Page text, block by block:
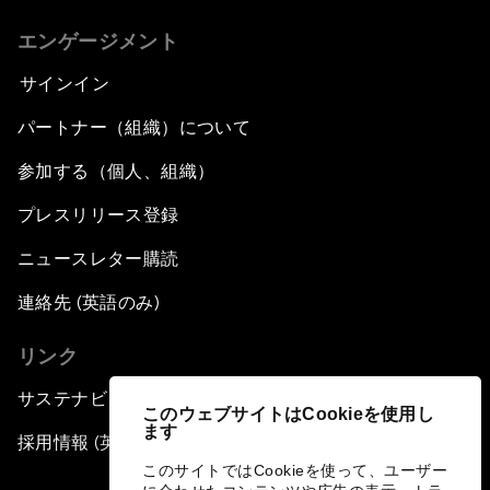
このウェブサイトはCookieを使用し
ます
このサイトではCookieを使って、ユーザー
エンゲージメント
サインイン
パートナー（組織）について
参加する（個人、組織）
プレスリリース登録
ニュースレター購読
連絡先 (英語のみ)
リンク
サステナビリティへの取り組み
採用情報 (英語のみ)